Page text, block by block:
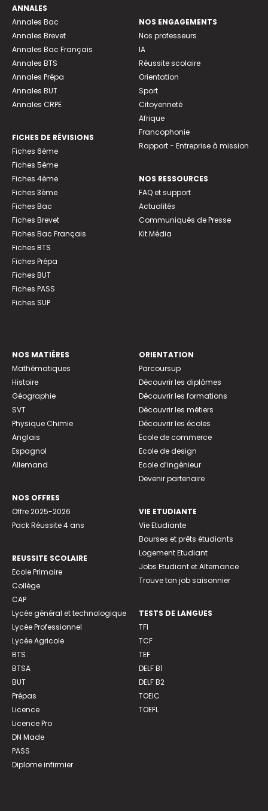
ANNALES
Annales Bac
Annales Brevet
Annales Bac Français
Annales BTS
Annales Prépa
Annales BUT
Annales CRPE
FICHES DE RÉVISIONS
Fiches 6ème
Fiches 5ème
Fiches 4ème
Fiches 3ème
Fiches Bac
Fiches Brevet
Fiches Bac Français
Fiches BTS
Fiches Prépa
Fiches BUT
Fiches PASS
Fiches SUP
NOS ENGAGEMENTS
Nos professeurs
IA
Réussite scolaire
Orientation
Sport
Citoyenneté
Afrique
Francophonie
Rapport - Entreprise à mission
NOS RESSOURCES
FAQ et support
Actualités
Communiqués de Presse
Kit Média
NOS MATIÈRES
Mathématiques
Histoire
Géographie
SVT
Physique Chimie
Anglais
Espagnol
Allemand
NOS OFFRES
Offre 2025-2026
Pack Réussite 4 ans
REUSSITE SCOLAIRE
Ecole Primaire
Collège
CAP
Lycée général et technologique
Lycée Professionnel
Lycée Agricole
BTS
BTSA
BUT
Prépas
Licence
Licence Pro
DN Made
PASS
Diplome infirmier
ORIENTATION
Parcoursup
Découvrir les diplômes
Découvrir les formations
Découvrir les métiers
Découvrir les écoles
Ecole de commerce
Ecole de design
Ecole d’ingénieur
Devenir partenaire
VIE ETUDIANTE
Vie Etudiante
Bourses et prêts étudiants
Logement Etudiant
Jobs Etudiant et Alternance
Trouve ton job saisonnier
TESTS DE LANGUES
TFI
TCF
TEF
DELF B1
DELF B2
TOEIC
TOEFL